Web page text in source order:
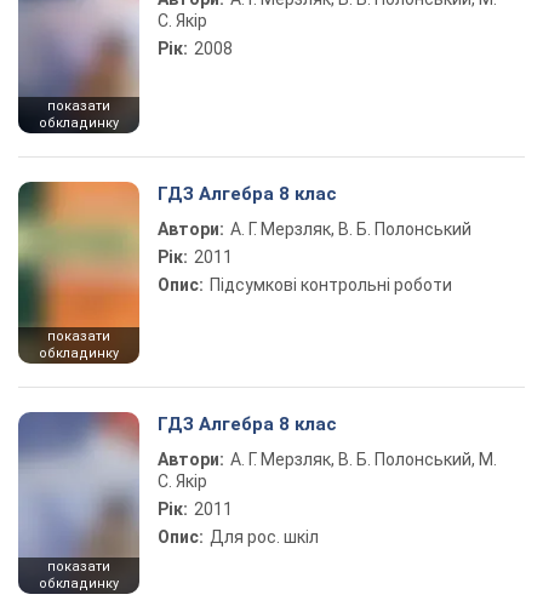
показати
обкладинку
С. Якір
Рік: 2008
показати
обкладинку
ГДЗ Алгебра 8 клас
Автори: А. Г. Мерзляк, В. Б. Полонський
Рік: 2011
Опис: Підсумкові контрольні роботи
показати
обкладинку
ГДЗ Алгебра 8 клас
Автори: А. Г. Мерзляк, В. Б. Полонський, М.
С. Якір
Рік: 2011
Опис: Для рос. шкіл